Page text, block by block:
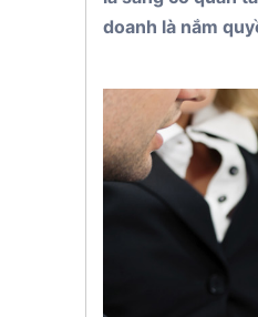
doanh là nắm